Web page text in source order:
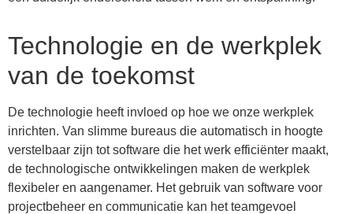
Technologie en de werkplek
van de toekomst
De technologie heeft invloed op hoe we onze werkplek
inrichten. Van slimme bureaus die automatisch in hoogte
verstelbaar zijn tot software die het werk efficiënter maakt,
de technologische ontwikkelingen maken de werkplek
flexibeler en aangenamer. Het gebruik van software voor
projectbeheer en communicatie kan het teamgevoel